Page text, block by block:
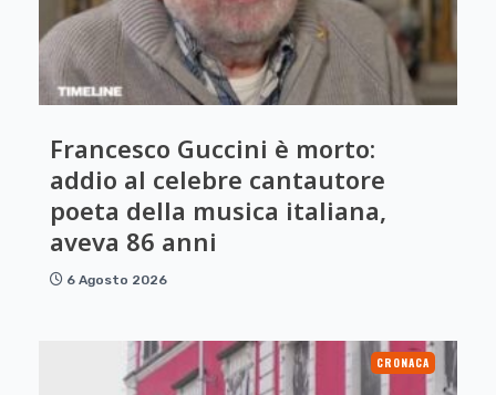
Francesco Guccini è morto:
addio al celebre cantautore
poeta della musica italiana,
aveva 86 anni
6 Agosto 2026
CRONACA